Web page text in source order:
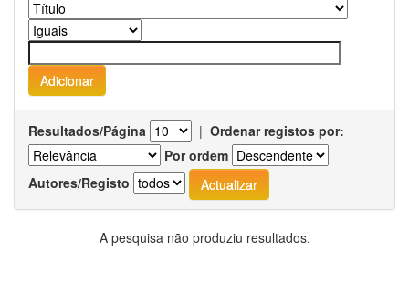
Resultados/Página | Ordenar registos por:
Por ordem
Autores/Registo
A pesquisa não produziu resultados.